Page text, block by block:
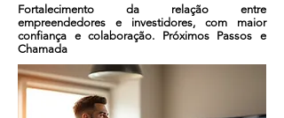
Fortalecimento da relação entre
empreendedores e investidores, com maior
confiança e colaboração. Próximos Passos e
Chamada